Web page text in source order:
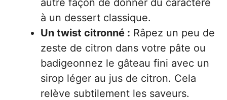
autre façon de donner du caractère
à un dessert classique.
Un twist citronné : Râpez un peu de
zeste de citron dans votre pâte ou
badigeonnez le gâteau fini avec un
sirop léger au jus de citron. Cela
relève subtilement les saveurs.